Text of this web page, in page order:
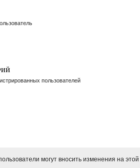
пользователей
могут вносить изменения на